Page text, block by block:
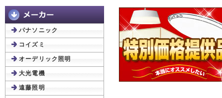
パナソニック
コイズミ
オーデリック照明
大光電機
遠藤照明